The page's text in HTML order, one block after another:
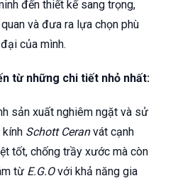
đến thiết kế sang trọng,
và đưa ra lựa chọn phù
của mình.
từ những chi tiết nhỏ nhất:
sản xuất nghiêm ngặt và sử
Schott Ceranvát cạnh
tốt, chống trầy xước mà còn
từ E.G.Ovới khả năng gia